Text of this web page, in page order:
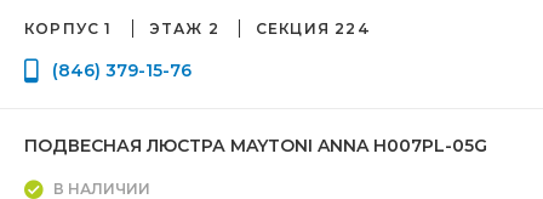
КОРПУС 1 ЭТАЖ 2 СЕКЦИЯ 224
(846) 379-15-76
ПОДВЕСНАЯ ЛЮСТРА MAYTONI ANNA H007PL-05G
В НАЛИЧИИ